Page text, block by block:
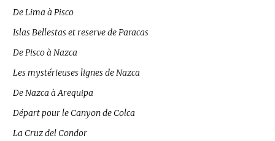
De Lima à Pisco
Islas Bellestas et reserve de Paracas
De Pisco à Nazca
Les mystérieuses lignes de Nazca
De Nazca à Arequipa
Départ pour le Canyon de Colca
La Cruz del Condor